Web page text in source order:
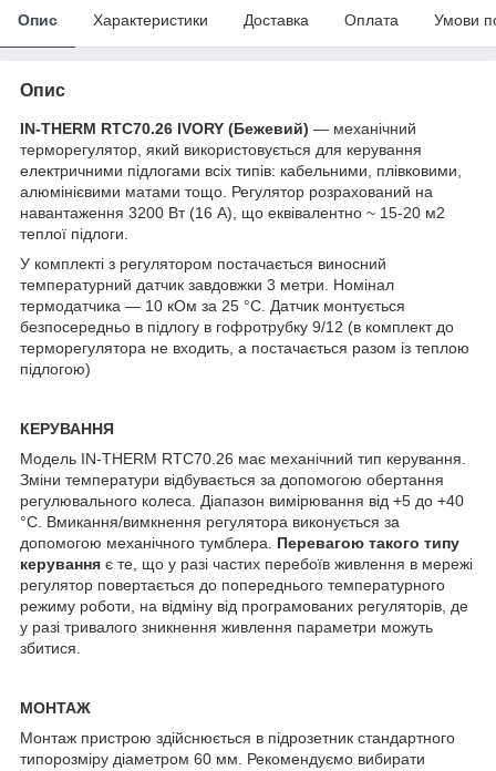
Опис Характеристики Доставка Оплата Умови
Опис
IN-THERM RTC70.26 IVORY (Бежевий) — механічний
терморегулятор, який використовується для керування
електричними підлогами всіх типів: кабельними, плівковими,
алюмінієвими матами тощо. Регулятор розрахований на
навантаження 3200 Вт (16 А), що еквівалентно ~ 15-20 м2
теплої підлоги.
У комплекті з регулятором постачається виносний
температурний датчик завдовжки 3 метри. Номінал
термодатчика — 10 кОм за 25 °C. Датчик монтується
безпосередньо в підлогу в гофротрубку 9/12 (в комплект до
терморегулятора не входить, а постачається разом із теплою
підлогою)
КЕРУВАННЯ
Модель IN-THERM RTC70.26 має механічний тип керування.
Зміни температури відбувається за допомогою обертання
регулювального колеса. Діапазон вимірювання від +5 до +40
°C. Вмикання/вимкнення регулятора виконується за
допомогою механічного тумблера. Перевагою такого типу
керування є те, що у разі частих перебоїв живлення в мережі
регулятор повертається до попереднього температурного
режиму роботи, на відміну від програмованих регуляторів, де
у разі тривалого зникнення живлення параметри можуть
збитися.
МОНТАЖ
Монтаж пристрою здійснюється в підрозетник стандартного
типорозміру діаметром 60 мм. Рекомендуємо вибирати